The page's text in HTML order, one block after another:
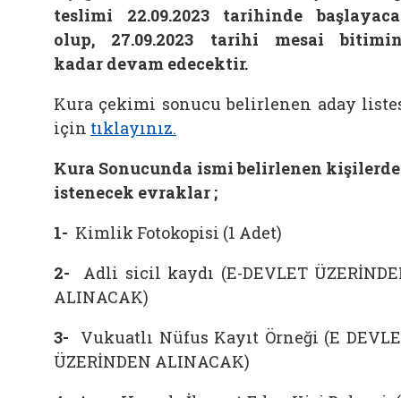
teslimi 22.09.2023 tarihinde
olup, 27.09.2023 tarihi mesai
kadar devam edecektir.
Kura çekimi sonucu belirlenen aday
için tıklayınız.
Kura Sonucunda ismi belirlenen
istenecek evraklar ;
1- Kimlik Fotokopisi (1 Adet)
2- Adli sicil kaydı (E-DEVLET
ALINACAK)
3- Vukuatlı Nüfus Kayıt Örneği (E
ÜZERİNDEN ALINACAK)